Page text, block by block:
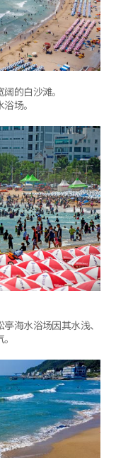
的白沙滩。
场。
海水浴场因其水浅、